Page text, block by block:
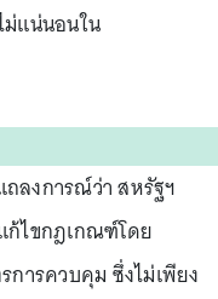
ม่แน่นอนใน
ลงการณ์ว่า สหรัฐฯ
ก้ไขกฎเกณฑ์โดย
การควบคุม ซึ่งไม่เพียง